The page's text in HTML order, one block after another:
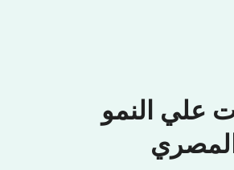
علي النمو
المصري